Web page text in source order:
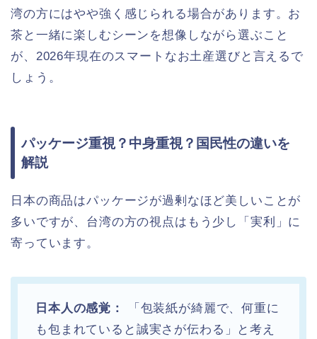
湾の方にはやや強く感じられる場合があります。お
茶と一緒に楽しむシーンを想像しながら選ぶこと
が、2026年現在のスマートなお土産選びと言えるで
しょう。
パッケージ重視？中身重視？国民性の違いを
解説
日本の商品はパッケージが過剰なほど美しいことが
多いですが、台湾の方の視点はもう少し「実利」に
寄っています。
日本人の感覚：
「包装紙が綺麗で、何重に
も包まれていると誠実さが伝わる」と考え